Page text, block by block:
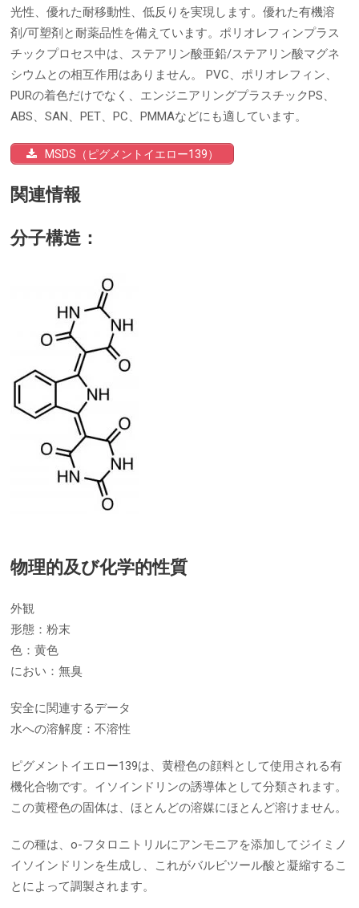
光性、優れた耐移動性、低反りを実現します。優れた有機溶
剤/可塑剤と耐薬品性を備えています。ポリオレフィンプラス
チックプロセス中は、ステアリン酸亜鉛/ステアリン酸マグネ
シウムとの相互作用はありません。 PVC、ポリオレフィン、
PURの着色だけでなく、エンジニアリングプラスチックPS、
ABS、SAN、PET、PC、PMMAなどにも適しています。
MSDS（ピグメントイエロー139）
関連情報
分子構造：
物理的及び化学的性質
外観
形態：粉末
色：黄色
におい：無臭
安全に関連するデータ
水への溶解度：不溶性
ピグメントイエロー139は、黄橙色の顔料として使用される有
機化合物です。イソインドリンの誘導体として分類されます。
この黄橙色の固体は、ほとんどの溶媒にほとんど溶けません。
この種は、o-フタロニトリルにアンモニアを添加してジイミノ
イソインドリンを生成し、これがバルビツール酸と凝縮するこ
とによって調製されます。